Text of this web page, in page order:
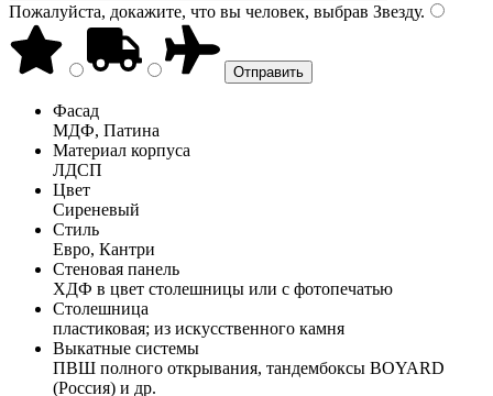
Пожалуйста, докажите, что вы человек, выбрав Звезду.
Фасад
МДФ, Патина
Материал корпуса
ЛДСП
Цвет
Сиреневый
Стиль
Евро, Кантри
Стеновая панель
ХДФ в цвет столешницы или с фотопечатью
Столешница
пластиковая; из искусственного камня
Выкатные системы
ПВШ полного открывания, тандембоксы BOYARD
(Россия) и др.